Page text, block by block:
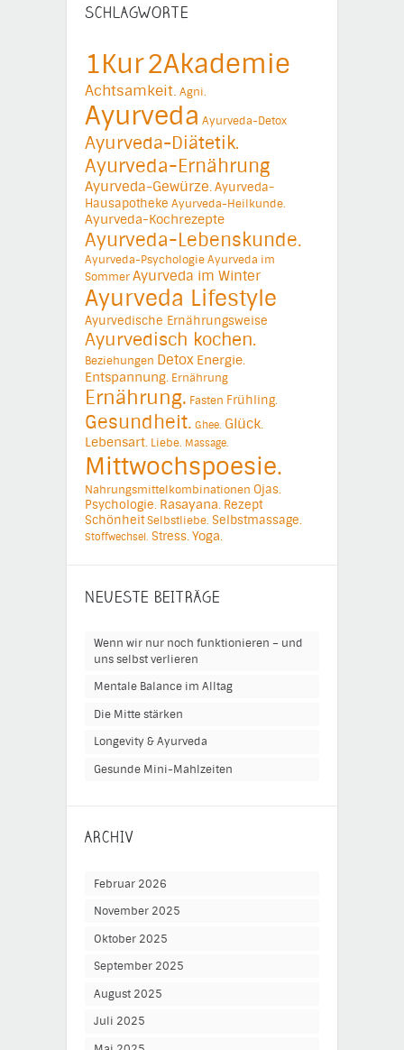
SCHLAGWORTE
1Kur2Akademie
Achtsamkeit. Agni.
Ayurveda Ayurveda-Detox
Ayurveda-Diätetik.
Ayurveda-Ernährung
Ayurveda-Gewürze.Ayurveda-
Hausapotheke Ayurveda-Heilkunde.
Ayurveda-Kochrezepte
Ayurveda-Lebenskunde.
Ayurveda-PsychologieAyurveda im
SommerAyurveda im Winter
Ayurveda Lifestyle
Ayurvedische Ernährungsweise
Ayurvedisch kochen.
Beziehungen Detox Energie.
Entspannung. Ernährung
Ernährung. Fasten Frühling.
Gesundheit. Ghee. Glück.
Lebensart. Liebe. Massage.
Mittwochspoesie.
Nahrungsmittelkombinationen Ojas.
Psychologie. Rasayana. Rezept
SchönheitSelbstliebe. Selbstmassage.
Stoffwechsel. Stress.Yoga.
NEUESTE BEITRÄGE
Wenn wir nur noch funktionieren – und
uns selbst verlieren
Mentale Balance im Alltag
Die Mitte stärken
Longevity & Ayurveda
Gesunde Mini-Mahlzeiten
ARCHIV
Februar 2026
November 2025
Oktober 2025
September 2025
August 2025
Juli 2025